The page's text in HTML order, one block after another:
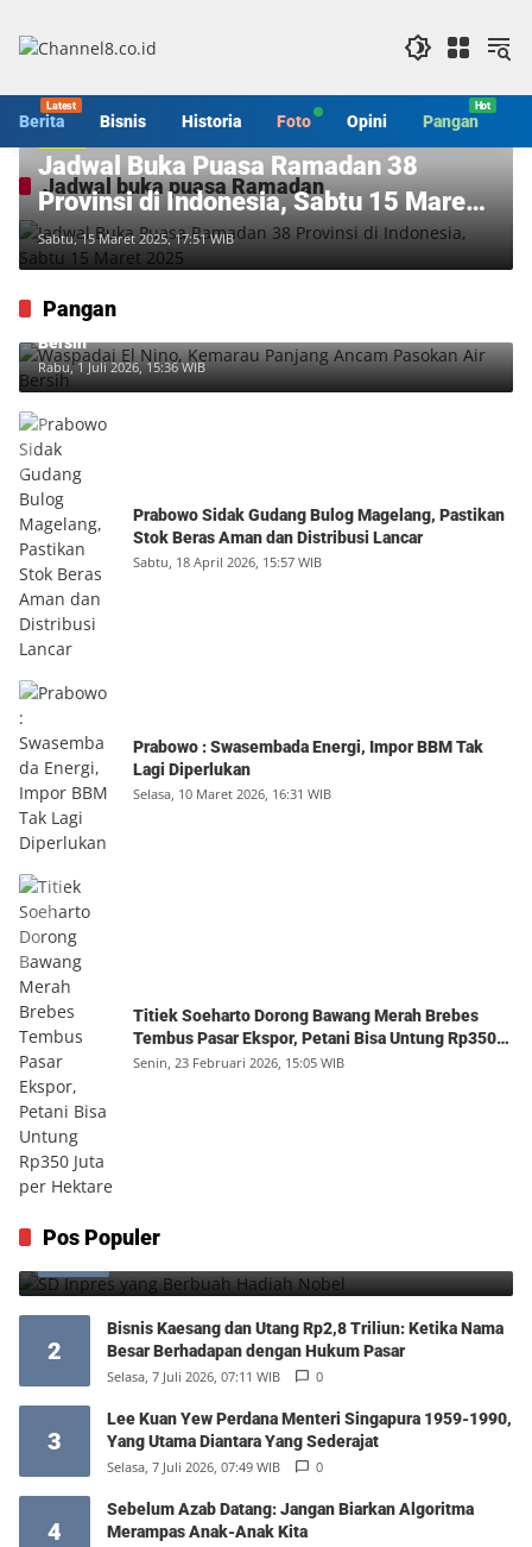
konten
Berita Bisnis Historia Foto Opini Pangan
Jadwal buka puasa Ramadan
Jadwal Buka Puasa Ramadan 38
Provinsi di Indonesia, Sabtu 15 Maret
2025
Sabtu, 15 Maret 2025, 17:51 WIB
Pangan
Waspadai El Nino, Kemarau Panjang Ancam Pasokan Air
Bersih
Rabu, 1 Juli 2026, 15:36 WIB
Prabowo Sidak Gudang Bulog Magelang, Pastikan
Stok Beras Aman dan Distribusi Lancar
Sabtu, 18 April 2026, 15:57 WIB
Prabowo : Swasembada Energi, Impor BBM Tak
Lagi Diperlukan
Selasa, 10 Maret 2026, 16:31 WIB
Titiek Soeharto Dorong Bawang Merah Brebes
Tembus Pasar Ekspor, Petani Bisa Untung Rp350
Juta per Hektare
Senin, 23 Februari 2026, 15:05 WIB
Pos Populer
1 SD Inpres yang Berbuah Hadiah Nobel
2
Bisnis Kaesang dan Utang Rp2,8 Triliun: Ketika Nama
Besar Berhadapan dengan Hukum Pasar
Selasa, 7 Juli 2026, 07:11 WIB 0
3
Lee Kuan Yew Perdana Menteri Singapura 1959-1990,
Yang Utama Diantara Yang Sederajat
Selasa, 7 Juli 2026, 07:49 WIB 0
4
Sebelum Azab Datang: Jangan Biarkan Algoritma
Merampas Anak-Anak Kita